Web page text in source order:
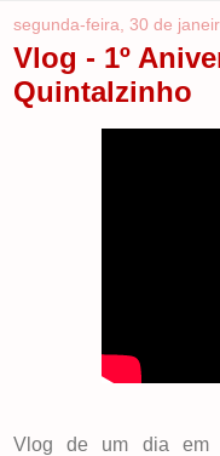
segunda-feira, 30 de
Vlog - 1º
Quintalzinho
Vlog de um dia em